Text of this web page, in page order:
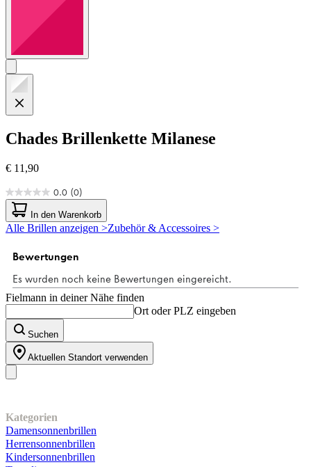
Chades Brillenkette Milanese
€ 11,90
0.0 (0)
0.0
von
5
Sternen.
In den Warenkorb
Alle Brillen anzeigen >Zubehör & Accessoires >
Fielmann in deiner Nähe finden
Ort oder PLZ eingeben
Suchen
Aktuellen Standort verwenden
Kategorien
Damensonnenbrillen
Herrensonnenbrillen
Kindersonnenbrillen